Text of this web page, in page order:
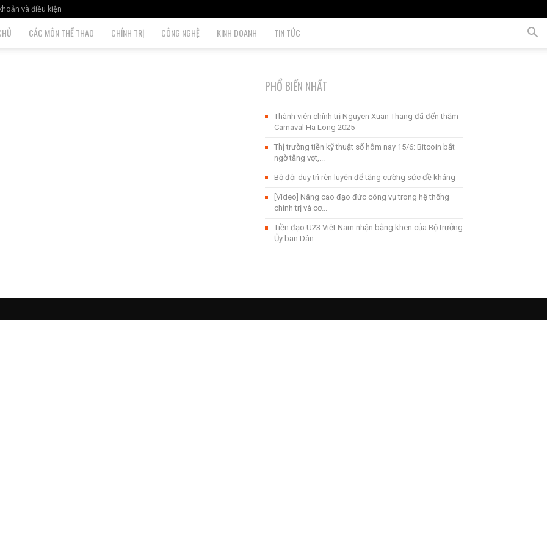
và điều kiện
CÁC MÔN THỂ THAO CHÍNH TRỊ CÔNG NGHỆ KINH DOANH TIN TỨC
PHỔ BIẾN NHẤT
Thành viên chính trị Nguyen Xuan Thang đã đến thăm
Carnaval Ha Long 2025
Thị trường tiền kỹ thuật số hôm nay 15/6: Bitcoin bất
ngờ tăng vọt,...
Bộ đội duy trì rèn luyện để tăng cường sức đề kháng
[Video] Nâng cao đạo đức công vụ trong hệ thống
chính trị và cơ...
Tiền đạo U23 Việt Nam nhận bằng khen của Bộ trưởng
Ủy ban Dân...